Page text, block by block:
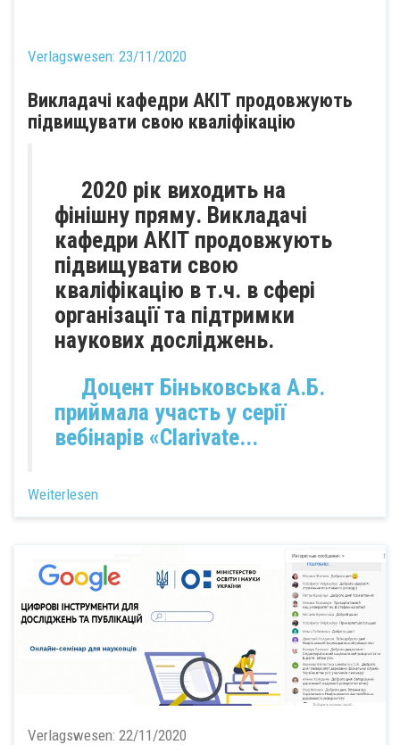
Verlagswesen: 23/11/2020
Викладачі кафедри АКІТ продовжують
підвищувати свою кваліфікацію
2020 рік виходить на
фінішну пряму. Викладачі
кафедри АКІТ продовжують
підвищувати свою
кваліфікацію в т.ч. в сфері
організації та підтримки
наукових досліджень.
Доцент Біньковська А.Б.
приймала участь у серії
вебінарів «Clarivate...
Weiterlesen
Verlagswesen: 22/11/2020